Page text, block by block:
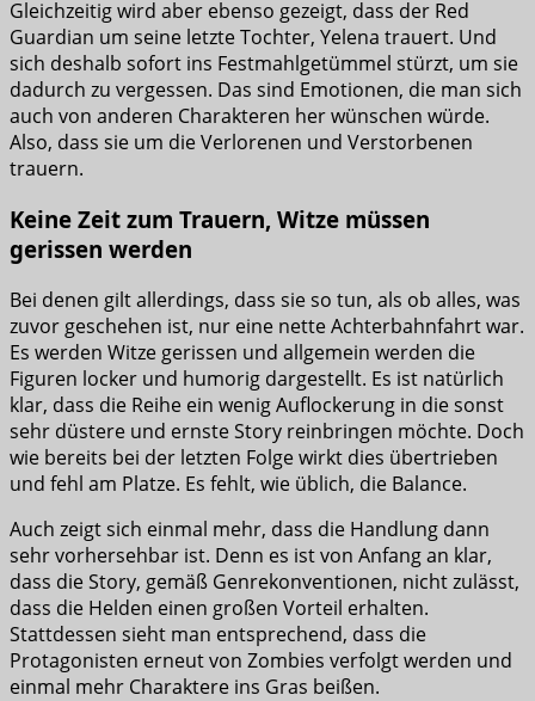
Gleichzeitig wird aber ebenso gezeigt, dass der Red
Guardian um seine letzte Tochter, Yelena trauert. Und
sich deshalb sofort ins Festmahlgetümmel stürzt, um sie
dadurch zu vergessen. Das sind Emotionen, die man sich
auch von anderen Charakteren her wünschen würde.
Also, dass sie um die Verlorenen und Verstorbenen
trauern.
Keine Zeit zum Trauern, Witze müssen
gerissen werden
Bei denen gilt allerdings, dass sie so tun, als ob alles, was
zuvor geschehen ist, nur eine nette Achterbahnfahrt war.
Es werden Witze gerissen und allgemein werden die
Figuren locker und humorig dargestellt. Es ist natürlich
klar, dass die Reihe ein wenig Auflockerung in die sonst
sehr düstere und ernste Story reinbringen möchte. Doch
wie bereits bei der letzten Folge wirkt dies übertrieben
und fehl am Platze. Es fehlt, wie üblich, die Balance.
Auch zeigt sich einmal mehr, dass die Handlung dann
sehr vorhersehbar ist. Denn es ist von Anfang an klar,
dass die Story, gemäß Genrekonventionen, nicht zulässt,
dass die Helden einen großen Vorteil erhalten.
Stattdessen sieht man entsprechend, dass die
Protagonisten erneut von Zombies verfolgt werden und
einmal mehr Charaktere ins Gras beißen.